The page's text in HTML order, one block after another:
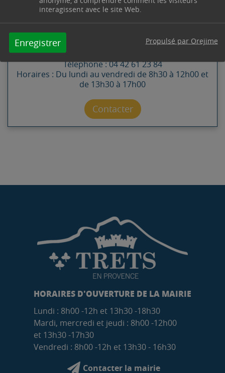
interagissent avec le site Web.
Enregistrer Propulsé par Orejime
SERVICE SENIORS
Pôle Solidarité -
Télephone : 04 42 61 23 84
Horaires : Du lundi au vendredi de 8h30 à 12h00 et
de 13h30 à 17h00
Contacter par mail
Contacter
HORAIRES D'OUVERTURE DE LA MAIRIE
Lundi : 8h00 -12h et 13h30 -18h30
Mardi, mercredi et jeudi : 8h00 -12h00
et 13h30 -17h30
Vendredi : 8h00 -12h et 13h30 - 16h30
Contacter la mairie